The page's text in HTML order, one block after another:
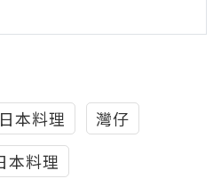
本料理
灣仔
本料理